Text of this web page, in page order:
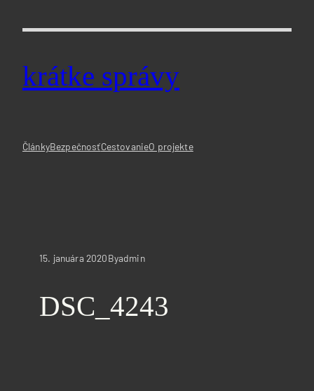
krátke správy
ČlánkyBezpečnosťCestovanieO projekte
15. januára 2020Byadmin
DSC_4243